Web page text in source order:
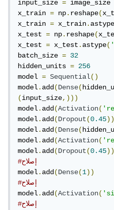
input_size =
x_train = np.reshape(
x_train = x_train.
x_test = np.reshape(
x_test = x_test.astype(
batch_size =
32
hidden_units =
256
model = Sequential()
model.add(Dense(
(input_size,)))
model.add(Activation(
model.add(Dropout(0.45))
model.add(Dense(
model.add(Activation(
model.add(Dropout(0.45))
#إصلاح
model.add(Dense(1))
#إصلاح
model.add(Activation(
#إصلاح